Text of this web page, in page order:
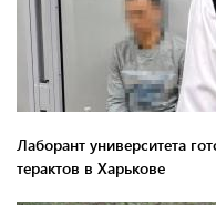
Лаборант университета
терактов в Харькове